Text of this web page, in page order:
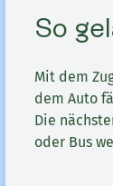
So
Mit dem
dem Auto
Die
oder Bus